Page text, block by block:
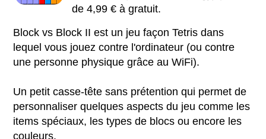
de 4,99 € à gratuit.
Block vs Block II est un jeu façon Tetris dans
lequel vous jouez contre l'ordinateur (ou contre
une personne physique grâce au WiFi).
Un petit casse-tête sans prétention qui permet de
personnaliser quelques aspects du jeu comme les
items spéciaux, les types de blocs ou encore les
couleurs.